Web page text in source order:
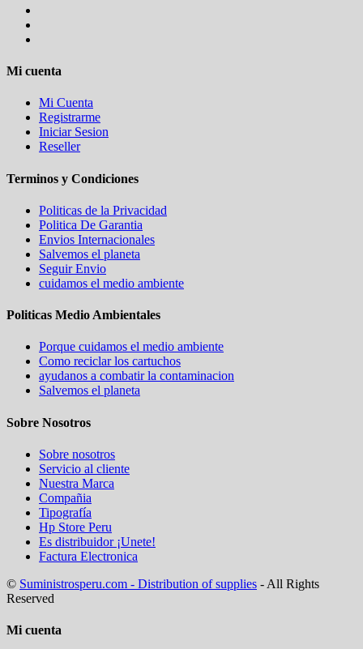
Mi cuenta
Mi Cuenta
Registrarme
Iniciar Sesion
Reseller
Terminos y Condiciones
Politicas de la Privacidad
Politica De Garantia
Envios Internacionales
Salvemos el planeta
Seguir Envio
cuidamos el medio ambiente
Politicas Medio Ambientales
Porque cuidamos el medio ambiente
Como reciclar los cartuchos
ayudanos a combatir la contaminacion
Salvemos el planeta
Sobre Nosotros
Sobre nosotros
Servicio al cliente
Nuestra Marca
Compañia
Tipografía
Hp Store Peru
Es distribuidor ¡Unete!
Factura Electronica
© Suministrosperu.com - Distribution of supplies - All Rights
Reserved
Mi cuenta